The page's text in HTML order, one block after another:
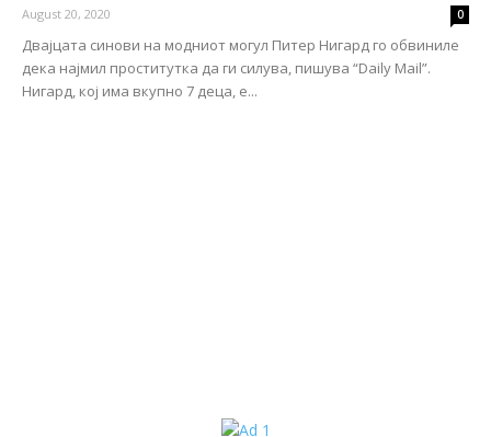
August 20, 2020 0
Двајцата синови на модниот могул Питер Нигард го обвиниле
дека најмил проститутка да ги силува, пишува “Daily Mail”.
Нигард, кој има вкупно 7 деца, е...